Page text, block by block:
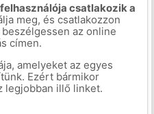
csatlakozik a
meg, és csatlakozzon
az online
címen.
amelyeket az egyes
Ezért bármikor
legjobban illő linket.